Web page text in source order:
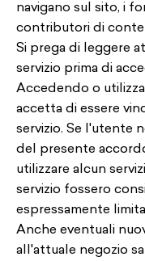
navigano sul sito, i
contributori di
Si prega di leggere
servizio prima di
Accedendo o
accetta di essere
servizio. Se l'utente
del presente
utilizzare alcun
servizio fossero
espressamente
Anche eventuali
all'attuale negozio